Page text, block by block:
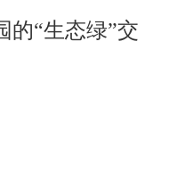
的“生态绿”交